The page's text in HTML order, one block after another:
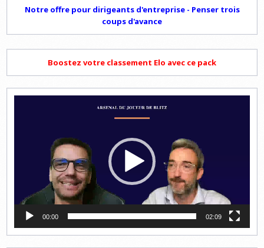
Notre offre pour dirigeants d'entreprise - Penser trois
coups d'avance
Boostez votre classement Elo avec ce pack
00:00 02:09